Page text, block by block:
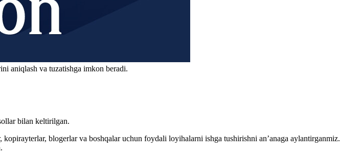
aniqlash va tuzatishga imkon beradi.
bilan keltirilgan.
blogerlar va boshqalar uchun foydali loyihalarni ishga tushirishni an’anaga aylantirganmiz.